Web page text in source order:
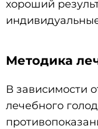
хороший
Методика
В зависимости
лечебного